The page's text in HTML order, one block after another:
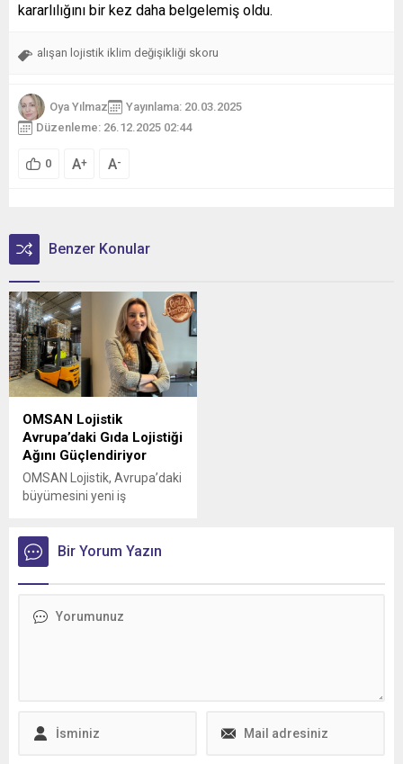
kararlılığını bir kez daha belgelemiş oldu.
alışan lojistik iklim değişikliği skoru
Oya Yılmaz
Yayınlama: 20.03.2025
Düzenleme: 26.12.2025 02:44
0 A+ A-
Benzer Konular
OMSAN Lojistik
Avrupa’daki Gıda Lojistiği
Ağını Güçlendiriyor
OMSAN Lojistik, Avrupa’daki
büyümesini yeni iş
Bir Yorum Yazın